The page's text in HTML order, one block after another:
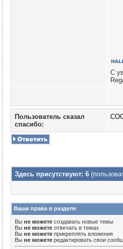
С
Пользователь сказал
cпасибо:
Здесь присутствуют: 6
Ваши права в разделе
Вы не можете создавать новые темы
Вы не можете отвечать в темах
Вы не можете прикреплять вложения
Вы не можете редактировать свои